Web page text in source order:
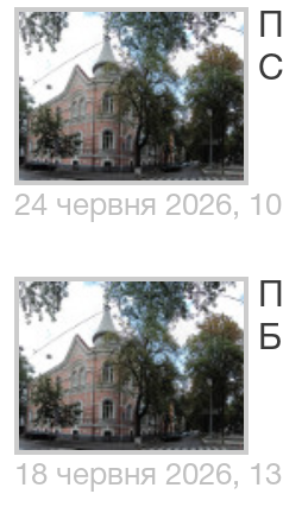
24 червня 2026,
18 червня 2026,